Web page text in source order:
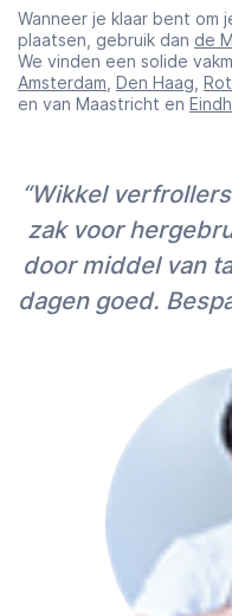
Wanneer je klaar bent om
plaatsen, gebruik dan de
We vinden een solide
Amsterdam Den Haag
en van Maastricht en
“Wikkel
zak voor
door middel van
dagen goed.